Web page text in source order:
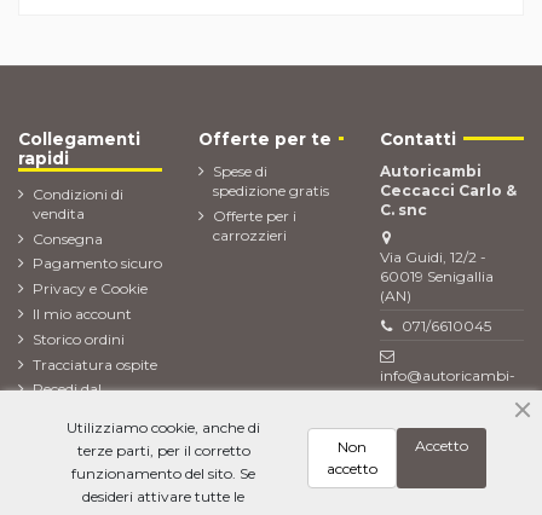
Collegamenti
rapidi
Condizioni di
vendita
Consegna
Pagamento sicuro
Privacy e Cookie
Il mio account
Storico ordini
Tracciatura ospite
Recedi dal
ordine)
Offerte per te
Spese di
spedizione gratis
Offerte per i
carrozzieri
Contatti
Autoricambi
Ceccacci Carlo &
C. snc
Via Guidi, 12/2 -
60019 Senigallia
(AN)
071/6610045
info@autoricambi-
ceccacci.it
Newsletter
Utilizziamo cookie, anche di
terze parti, per il corretto
funzionamento del sito. Se
desideri attivare tutte le
Accetto
Non
accetto